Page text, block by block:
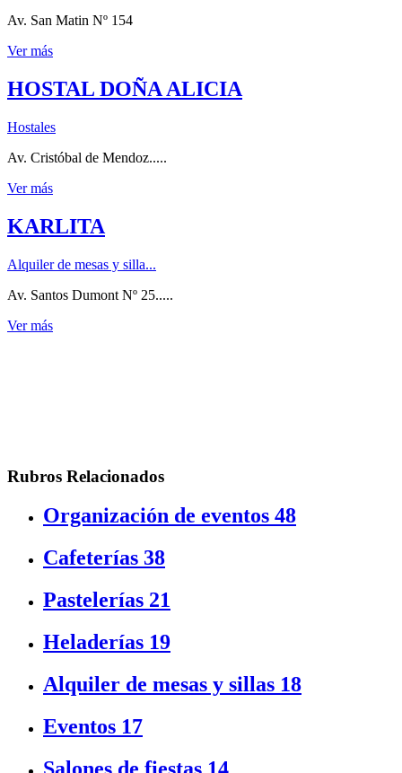
Av. San Matin Nº 154
Ver más
HOSTAL DOÑA ALICIA
Hostales
Av. Cristóbal de Mendoz.....
Ver más
KARLITA
Alquiler de mesas y silla...
Av. Santos Dumont Nº 25.....
Ver más
Rubros Relacionados
Organización de eventos 48
Cafeterías 38
Pastelerías 21
Heladerías 19
Alquiler de mesas y sillas 18
Eventos 17